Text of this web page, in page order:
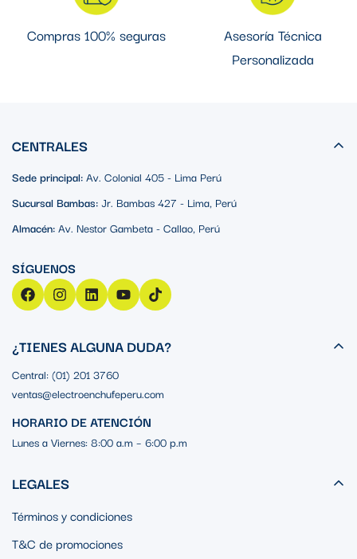
Compras 100% seguras
Asesoría Técnica
Personalizada
CENTRALES
Sede principal:Av. Colonial 405 - Lima Perú
Sucursal Bambas:Jr. Bambas 427 - Lima, Perú
Almacén:Av. Nestor Gambeta - Callao, Perú
¿TIENES ALGUNA DUDA?
Central: (01) 201 3760
ventas@electroenchufeperu.com
HORARIO DE ATENCIÓN
Lunes a Viernes: 8:00 a.m – 6:00 p.m
LEGALES
Términos y condiciones
T&C de promociones